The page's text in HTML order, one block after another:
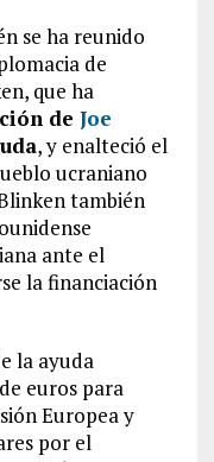
se ha reunido
de
que ha
de Joe
, y enalteció el
ucraniano
también
ante el
la financiación
la ayuda
euros para
Europea y
por el